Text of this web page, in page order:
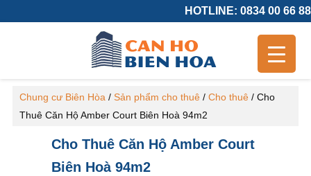
HOTLINE: 0834 00 66 88
Chung cư Biên Hòa / Sản phẩm cho thuê/ Cho thuê/ Cho
Thuê Căn Hộ Amber Court Biên Hoà 94m2
Cho Thuê Căn Hộ Amber Court
Biên Hoà 94m2